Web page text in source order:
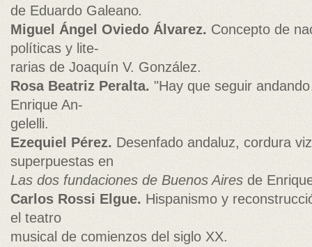
de Eduardo Galeano.
Miguel Ángel Oviedo Álvarez.Concepto de
políticas y lite-
rarias de Joaquín V. González.
Rosa Beatriz Peralta. "Hay que seguir
Enrique An-
gelelli.
Ezequiel Pérez. Desenfado andaluz, cordura
superpuestas en
Las dos fundaciones de Buenos Airesde
Carlos Rossi Elgue. Hispanismo y
el teatro
musical de comienzos del siglo XX.